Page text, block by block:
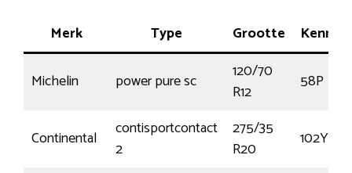
Merk Type Grootte
Michelin power pure sc
120/70
R12
58P
Continental
contisportcontact
2
275/35
R20
102Y